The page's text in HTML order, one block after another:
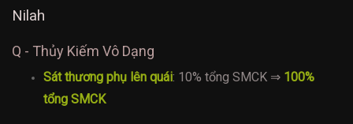
Nilah
Q - Thủy Kiếm Vô Dạng
Sát thương phụ lên quái: 10% tổng SMCK ⇒ 100%
tổng SMCK